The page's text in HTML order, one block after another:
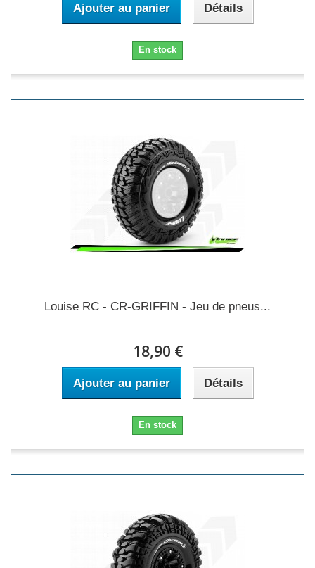
Ajouter au panier Détails
En stock
Louise RC - CR-GRIFFIN - Jeu de pneus...
18,90 €
Ajouter au panier Détails
En stock